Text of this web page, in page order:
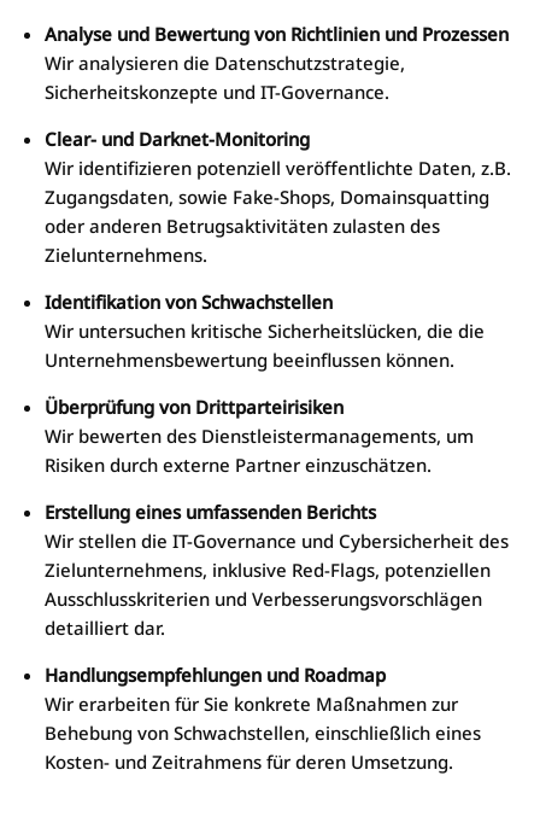
Analyse und Bewertung von Richtlinien und Prozessen
Wir analysieren die Datenschutzstrategie,
Sicherheitskonzepte und IT-Governance.
Clear- und Darknet-Monitoring
Wir identifizieren potenziell veröffentlichte Daten, z.B.
Zugangsdaten, sowie Fake-Shops, Domainsquatting
oder anderen Betrugsaktivitäten zulasten des
Zielunternehmens.
Identifikation von Schwachstellen
Wir untersuchen kritische Sicherheitslücken, die die
Unternehmensbewertung beeinflussen können.
Überprüfung von Drittparteirisiken
Wir bewerten des Dienstleistermanagements, um
Risiken durch externe Partner einzuschätzen.
Erstellung eines umfassenden Berichts
Wir stellen die IT-Governance und Cybersicherheit des
Zielunternehmens, inklusive Red-Flags, potenziellen
Ausschlusskriterien und Verbesserungsvorschlägen
detailliert dar.
Handlungsempfehlungen und Roadmap
Wir erarbeiten für Sie konkrete Maßnahmen zur
Behebung von Schwachstellen, einschließlich eines
Kosten- und Zeitrahmens für deren Umsetzung.